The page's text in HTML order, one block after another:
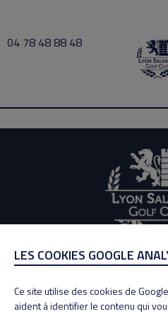
04 78 48 88 48
busy 2026-08-04 15:00 →
69890 La Tour
Tél : 04 78
LES COOKIES GOOGLE
Ce site utilise des cookies de
aident à identifier le contenu qui